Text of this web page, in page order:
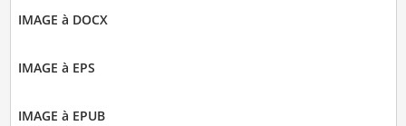
IMAGE à DOCX
IMAGE à EPS
IMAGE à EPUB